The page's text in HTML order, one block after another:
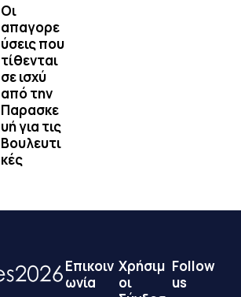
Οι
απαγορε
ύσεις που
τίθενται
σε ισχύ
από την
Παρασκε
υή για τις
Βουλευτι
κές
Επικοιν
ωνία
Χρήσιμ
οι
Follow
us